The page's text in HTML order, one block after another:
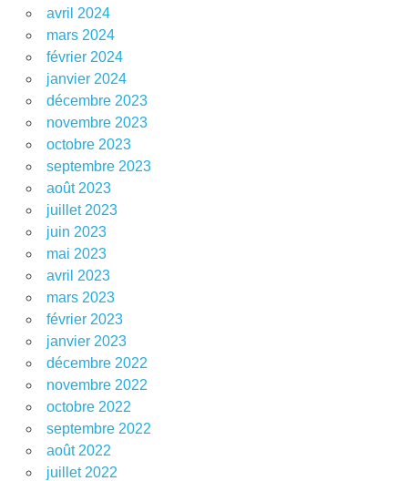
avril 2024
mars 2024
février 2024
janvier 2024
décembre 2023
novembre 2023
octobre 2023
septembre 2023
août 2023
juillet 2023
juin 2023
mai 2023
avril 2023
mars 2023
février 2023
janvier 2023
décembre 2022
novembre 2022
octobre 2022
septembre 2022
août 2022
juillet 2022